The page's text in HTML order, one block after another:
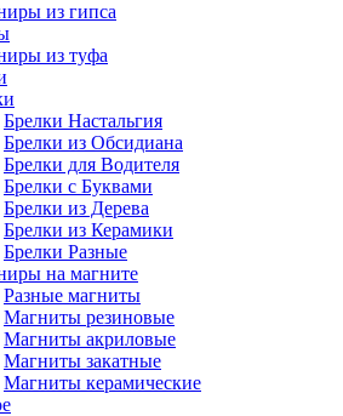
из гипса
из туфа
Брелки Настальгия
Брелки из Обсидиана
Брелки для Водителя
Брелки с Буквами
Брелки из Дерева
Брелки из Керамики
Брелки Разные
на магните
Разные магниты
Магниты резиновые
Магниты акриловые
Магниты закатные
Магниты керамические